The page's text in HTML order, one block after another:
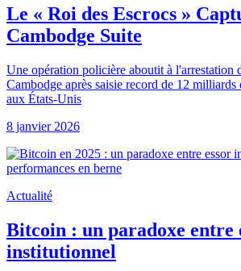
Le « Roi des Escrocs »
Cambodge Suite
Une opération policière aboutit à l'arrestation
Cambodge après saisie record de 12
aux États-Unis
8 janvier 2026
Actualité
Bitcoin : un paradoxe entre
institutionnel